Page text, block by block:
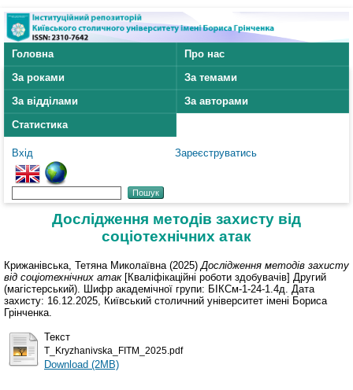
Головна
Про нас
За роками
За темами
За відділами
За авторами
Статистика
Вхід Зареєструватись
Дослідження методів захисту від
соціотехнічних атак
Крижанівська, Тетяна Миколаївна (2025) Дослідження методів захисту
від соціотехнічних атак[Кваліфікаційні роботи здобувачів] Другий
(магістерський). Шифр академічної групи: БІКСм-1-24-1.4д. Дата
захисту: 16.12.2025, Київський столичний університет імені Бориса
Грінченка.
Текст
T_Kryzhanivska_FITM_2025.pdf
Download (2MB)